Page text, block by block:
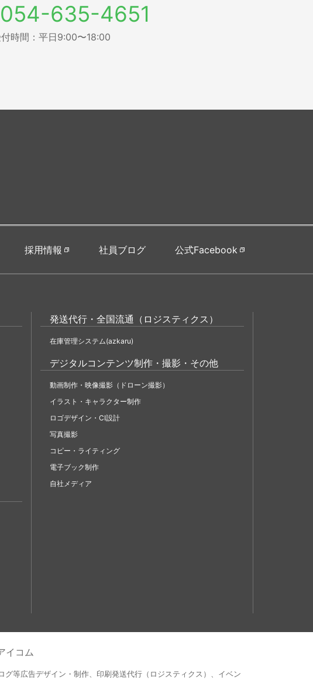
054-635-4651
時間：平日9:00〜18:00
採用情報 社員ブログ 公式Facebook
発送代行・全国流通（ロジスティクス）
在庫管理システム(azkaru)
デジタルコンテンツ制作・撮影・その他
動画制作・映像撮影（ドローン撮影）
イラスト・キャラクター制作
ロゴデザイン・CI設計
写真撮影
コピー・ライティング
電子ブック制作
自社メディア
イコム
等広告デザイン・制作、印刷発送代行（ロジスティクス）、イベン